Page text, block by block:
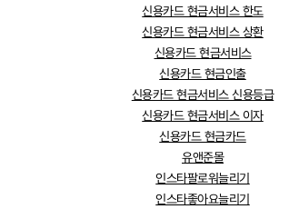
신용카드 현금서비스 한도
신용카드 현금서비스 상환
신용카드 현금서비스
신용카드 현금인출
신용카드 현금서비스 신용등급
신용카드 현금서비스 이자
신용카드 현금카드
유앤준몰
인스타팔로워늘리기
인스타좋아요늘리기